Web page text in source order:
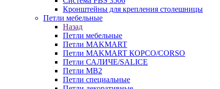
Кронштейны для крепления столешницы
Петли мебельные
Назад
Петли мебельные
Петли MAKMART
Петли MAKMART КОРСО/CORSO
Петли САЛИЧЕ/SALICE
Петли MB2
Петли специальные